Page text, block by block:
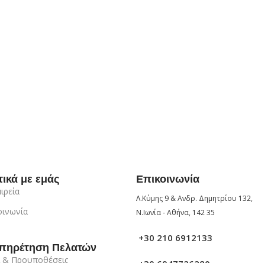
με εμάς
Πελατών
& Προυποθέσεις
Επικοινωνία
Λ.Κύμης 9 & Ανδρ. Δημητρίου 132,
Ν.Ιωνία - Αθήνα, 142 35
+30 210 6912133